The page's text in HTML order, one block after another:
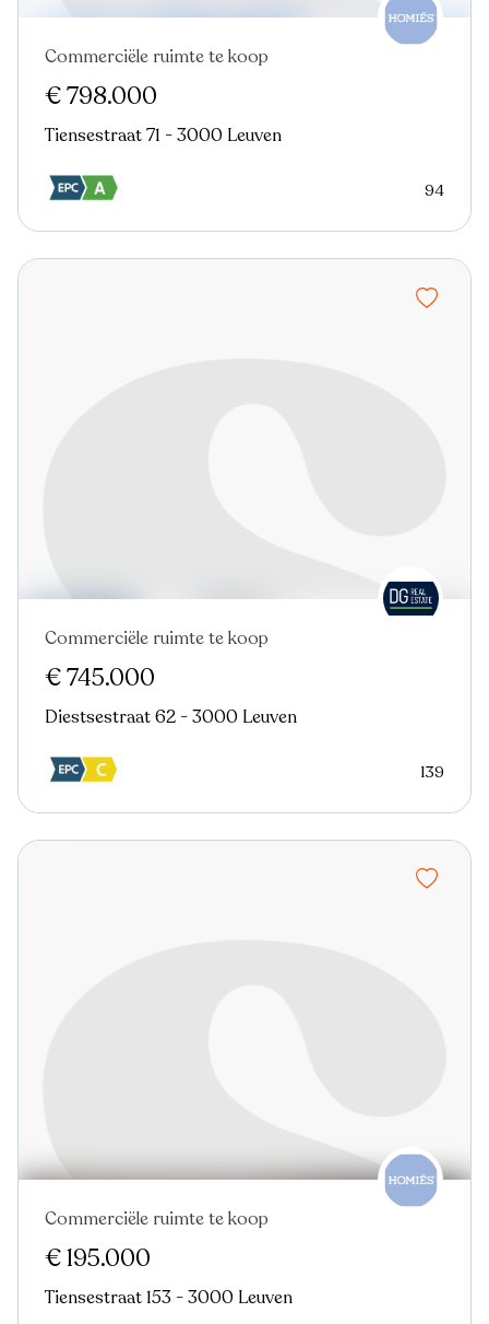
Commerciële ruimte te koop
€ 798.000
Tiensestraat 71 - 3000 Leuven
94
Commerciële ruimte te koop
€ 745.000
Diestsestraat 62 - 3000 Leuven
139
Commerciële ruimte te koop
€ 195.000
Tiensestraat 153 - 3000 Leuven